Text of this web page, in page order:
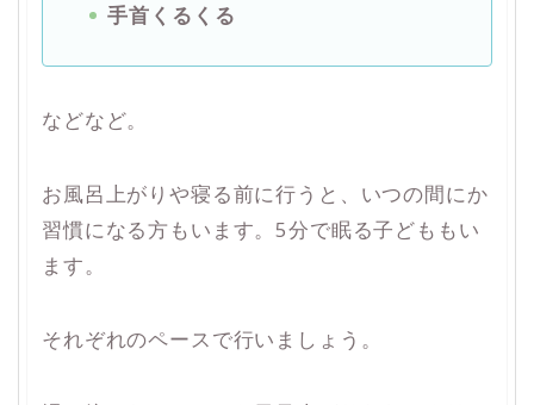
手首くるくる
などなど。
お風呂上がりや寝る前に行うと、いつの間にか
習慣になる方もいます。5分で眠る子どももい
ます。
それぞれのペースで行いましょう。